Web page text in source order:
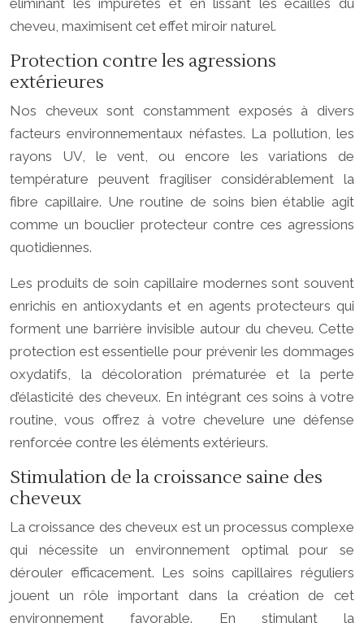
cheveu, maximisent cet effet miroir naturel.
Protection contre les agressions
extérieures
Nos cheveux sont constamment exposés à divers
facteurs environnementaux néfastes. La pollution, les
rayons UV, le vent, ou encore les variations de
température peuvent fragiliser considérablement la
fibre capillaire. Une routine de soins bien établie agit
comme un bouclier protecteur contre ces agressions
quotidiennes.
Les produits de soin capillaire modernes sont souvent
enrichis en antioxydants et en agents protecteurs qui
forment une barrière invisible autour du cheveu. Cette
protection est essentielle pour prévenir les dommages
oxydatifs, la décoloration prématurée et la perte
d’élasticité des cheveux. En intégrant ces soins à votre
routine, vous offrez à votre chevelure une défense
renforcée contre les éléments extérieurs.
Stimulation de la croissance saine des
cheveux
La croissance des cheveux est un processus complexe
qui nécessite un environnement optimal pour se
dérouler efficacement. Les soins capillaires réguliers
jouent un rôle important dans la création de cet
environnement favorable. En stimulant la